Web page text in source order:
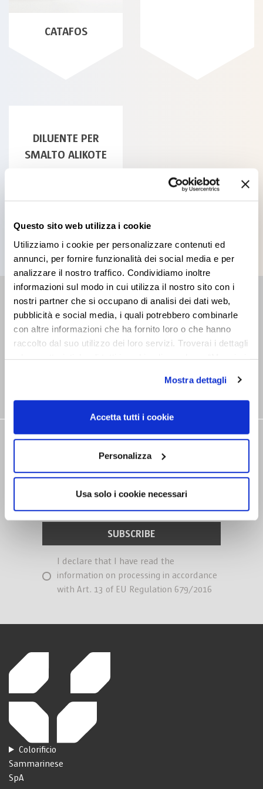
Questo sito web utilizza i cookie
Utilizziamo i cookie per personalizzare contenuti ed
annunci, per fornire funzionalità dei social media e per
analizzare il nostro traffico. Condividiamo inoltre
informazioni sul modo in cui utilizza il nostro sito con i
nostri partner che si occupano di analisi dei dati web,
pubblicità e social media, i quali potrebbero combinarle
con altre informazioni che ha fornito loro o che hanno
raccolto dal suo utilizzo dei loro servizi. Troverai i dettagli
cookie accettare. Per ulteriori informazioni consulta
lacookie policy.
Mostra dettagli
Accetta tutti i cookie
Personalizza
Usa solo i cookie necessari
CATAFOS
DILUENTE PER
SMALTO ALIKOTE
All products
RETAILER
Find the closest Sales Point
NEWSLETTER
I declare that I have read the
information on processing in accordance
with Art. 13 of EU Regulation 679/2016
Colorificio
Sammarinese
SpA